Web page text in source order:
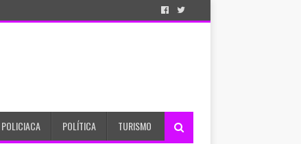
POLICIACA POLÍTICA TURISMO